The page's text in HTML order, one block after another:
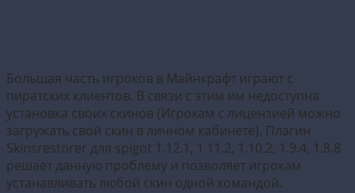
Большая часть игроков в Майнкрафт играют с
пиратских клиентов. В связи с этим им недоступна
установка своих скинов (Игрокам с лицензией можно
загружать свой скин в личном кабинете). Плагин
Skinsrestorer для spigot 1.12.1, 1.11.2, 1.10.2, 1.9.4, 1.8.8
решает данную проблему и позволяет игрокам
устанавливать любой скин одной командой.